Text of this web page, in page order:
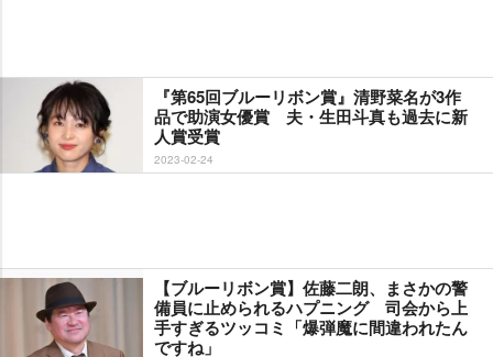
『第65回ブルーリボン賞』清野菜名が3作
品で助演女優賞 夫・生田斗真も過去に新
人賞受賞
2023-02-24
【ブルーリボン賞】佐藤二朗、まさかの警
備員に止められるハプニング 司会から上
手すぎるツッコミ「爆弾魔に間違われたん
ですね」